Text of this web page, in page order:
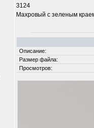
3124
Махровый с зеленым
Описание:
Размер файла:
Просмотров: